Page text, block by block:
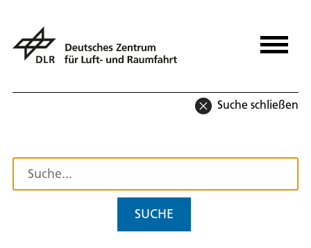
Suche schließen
SUCHE